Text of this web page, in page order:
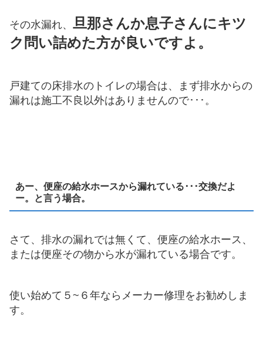
その水漏れ、 旦那さんか息子さんにキツ
ク問い詰めた方が良いですよ。
戸建ての床排水のトイレの場合は、まず排水からの
漏れは施工不良以外はありませんので･･･。
あー、便座の給水ホースから漏れている･･･交換だよ
ー。と言う場合。
さて、排水の漏れでは無くて、便座の給水ホース、
または便座その物から水が漏れている場合です。
使い始めて５~６年ならメーカー修理をお勧めしま
す。